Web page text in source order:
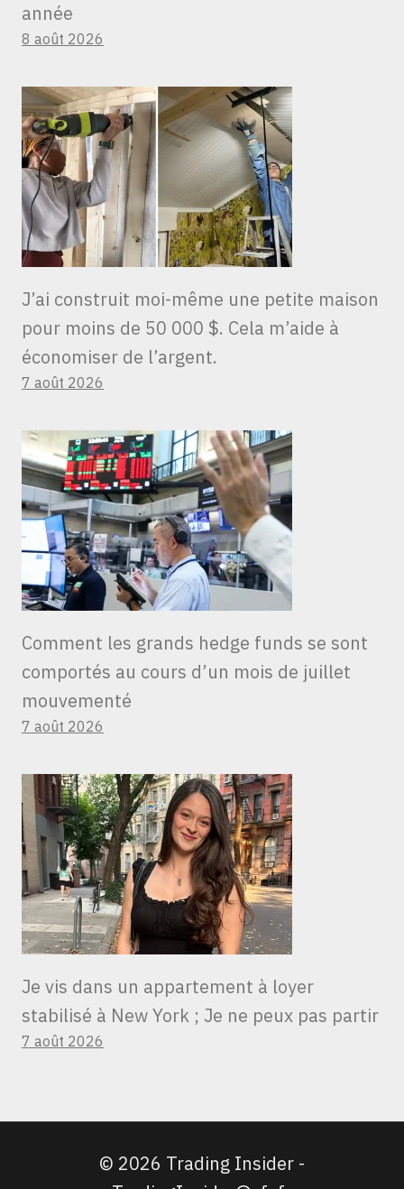
année
8 août 2026
J’ai construit moi-même une petite maison
pour moins de 50 000 $. Cela m’aide à
économiser de l’argent.
7 août 2026
Comment les grands hedge funds se sont
comportés au cours d’un mois de juillet
mouvementé
7 août 2026
Je vis dans un appartement à loyer
stabilisé à New York ; Je ne peux pas partir
7 août 2026
© 2026 Trading Insider -